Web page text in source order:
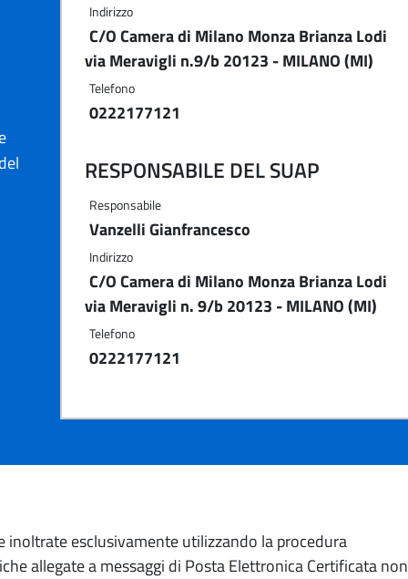
Indirizzo
C/O Camera di Milano Monza Brianza Lodi
via Meravigli n.9/b 20123 - MILANO (MI)
Telefono
0222177121
RESPONSABILE DEL SUAP
Responsabile
Vanzelli Gianfrancesco
Indirizzo
C/O Camera di Milano Monza Brianza Lodi
via Meravigli n. 9/b 20123 - MILANO (MI)
Telefono
0222177121
inoltrate esclusivamente utilizzando la procedura
allegate a messaggi di Posta Elettronica Certificata non